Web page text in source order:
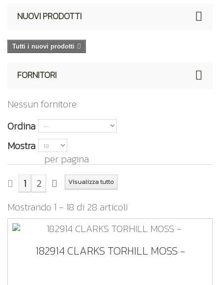
NUOVI PRODOTTI
Tutti i nuovi prodotti
FORNITORI
Nessun fornitore
Ordina
Mostra
per pagina
Visualizza tutto
1
2
Mostrando 1 - 18 di 28 articoli
182914 CLARKS TORHILL MOSS -